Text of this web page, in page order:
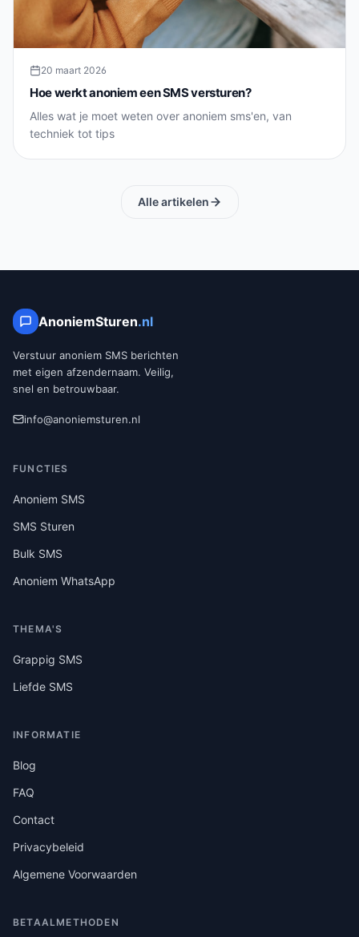
20 maart 2026
Hoe werkt anoniem een SMS versturen?
Alles wat je moet weten over anoniem sms'en, van
techniek tot tips
Alle artikelen
AnoniemSturen.nl
Verstuur anoniem SMS berichten
met eigen afzendernaam. Veilig,
snel en betrouwbaar.
info@anoniemsturen.nl
FUNCTIES
Anoniem SMS
SMS Sturen
Bulk SMS
Anoniem WhatsApp
THEMA'S
Grappig SMS
Liefde SMS
INFORMATIE
Blog
FAQ
Contact
Privacybeleid
Algemene Voorwaarden
BETAALMETHODEN